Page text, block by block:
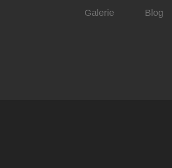
Galerie Blog